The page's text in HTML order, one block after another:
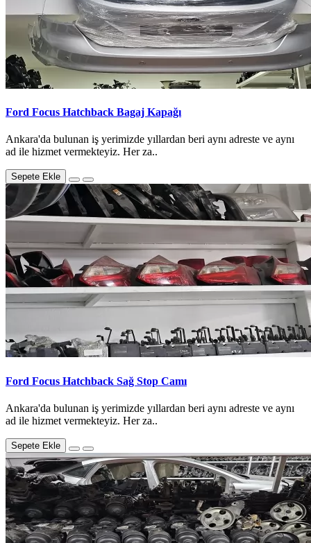
Ford Focus Hatchback Bagaj Kapağı
Ankara'da bulunan iş yerimizde yıllardan beri aynı adreste ve aynı
ad ile hizmet vermekteyiz. Her za..
Sepete Ekle
Ford Focus Hatchback Sağ Stop Camı
Ankara'da bulunan iş yerimizde yıllardan beri aynı adreste ve aynı
ad ile hizmet vermekteyiz. Her za..
Sepete Ekle